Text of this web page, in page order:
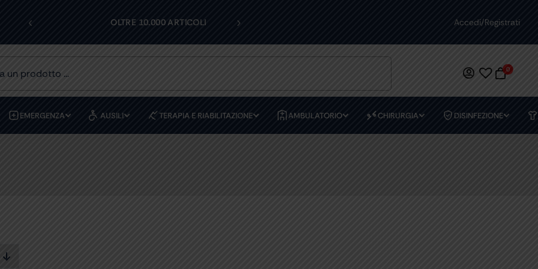
‹ ASSISTENZA DEDICATA › Accedi/Registrati
0
EMERGENZA AUSILI TERAPIA E RIABILITAZIONE AMBULATORIO CHIRURGIA DISINFEZIONE